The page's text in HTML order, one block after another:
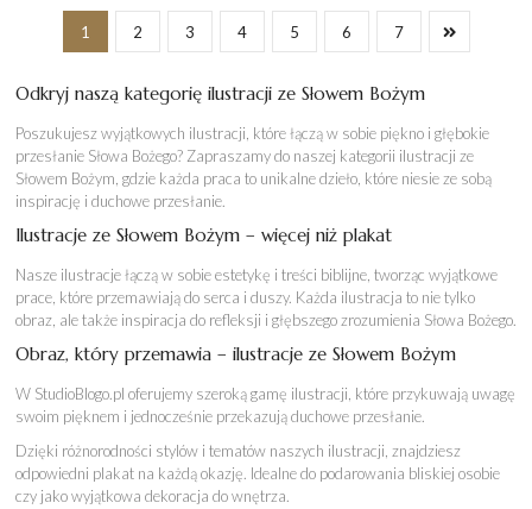
69,00 zł
do
do
1 2 3 4 5 6 7
Odkryj naszą kategorię ilustracji ze Słowem Bożym
Poszukujesz wyjątkowych ilustracji, które łączą w sobie piękno i głębokie
przesłanie Słowa Bożego? Zapraszamy do naszej kategorii ilustracji ze
Słowem Bożym, gdzie każda praca to unikalne dzieło, które niesie ze sobą
inspirację i duchowe przesłanie.
Ilustracje ze Słowem Bożym – więcej niż plakat
Nasze ilustracje łączą w sobie estetykę i treści biblijne, tworząc wyjątkowe
prace, które przemawiają do serca i duszy. Każda ilustracja to nie tylko
obraz, ale także inspiracja do refleksji i głębszego zrozumienia Słowa Bożego.
Obraz, który przemawia – ilustracje ze Słowem Bożym
W StudioBlogo.pl oferujemy szeroką gamę ilustracji, które przykuwają uwagę
swoim pięknem i jednocześnie przekazują duchowe przesłanie.
Dzięki różnorodności stylów i tematów naszych ilustracji, znajdziesz
odpowiedni plakat na każdą okazję. Idealne do podarowania bliskiej osobie
czy jako wyjątkowa dekoracja do wnętrza.